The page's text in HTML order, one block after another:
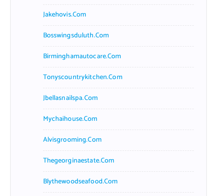
Jakehovis.com
Bosswingsduluth.com
Birminghamautocare.com
Tonyscountrykitchen.com
Jbellasnailspa.com
Mychaihouse.com
Alvisgrooming.com
Thegeorginaestate.com
Blythewoodseafood.com